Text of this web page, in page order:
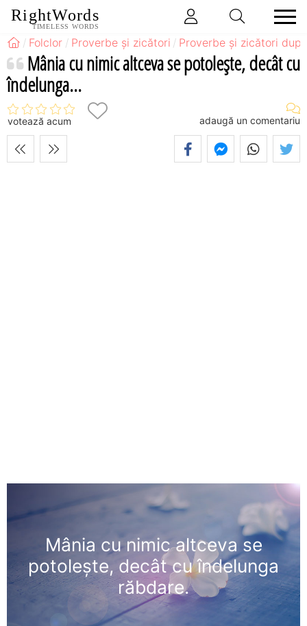
RightWords
TIMELESS WORDS
Folclor Proverbe și zicători Proverbe și zicători
Mânia cu nimic altceva se potoleşte, decât cu
îndelunga...
votează acum adaugă un comentariu
Mânia cu nimic altceva se
potoleşte, decât cu îndelunga
răbdare.